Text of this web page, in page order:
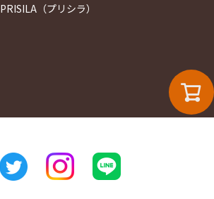
PRISILA（プリシラ）